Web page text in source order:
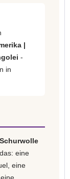
|
-
in
eine
eine